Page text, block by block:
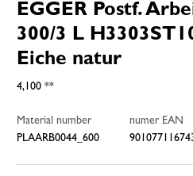
EGGER Postf.
300/3 L
Eiche natur
4,100 **
Material number
PLAARB0044_600
numer EAN